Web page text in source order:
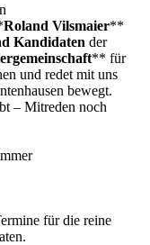
Roland Vilsmaier**
Kandidaten der
** für
und redet mit uns
bewegt.
– Mitreden noch
für die reine